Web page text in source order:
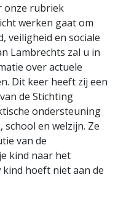
onze rubriek
werken gaat om
veiligheid en sociale
Lambrechts zal u in
over actuele
Dit keer heeft zij een
de Stichting
ondersteuning
en welzijn. Ze
van de
kind naar het
hoeft niet aan de